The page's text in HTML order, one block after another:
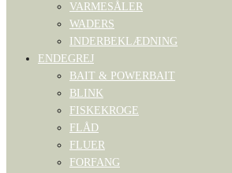
VARMESÅLER
WADERS
INDERBEKLÆDNING
ENDEGREJ
BAIT & POWERBAIT
BLINK
FISKEKROGE
FLÅD
FLUER
FORFANG